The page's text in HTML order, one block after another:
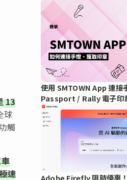
13
球
觸
速
使用 SMTOWN App 連接
Passport / Rally 電子印